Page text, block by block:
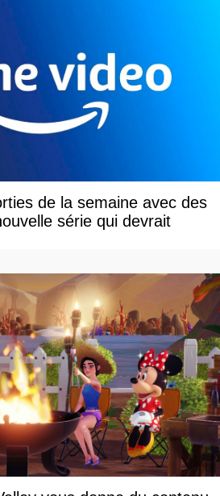
de la semaine avec des
série qui devrait